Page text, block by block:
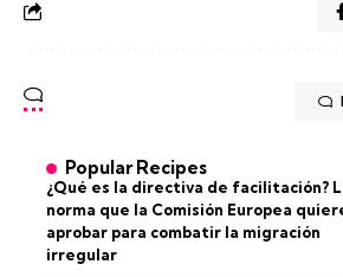
Popular Recipes
¿Qué es la directiva de facilitación?
norma que la Comisión Europea
aprobar para combatir la migración
irregular